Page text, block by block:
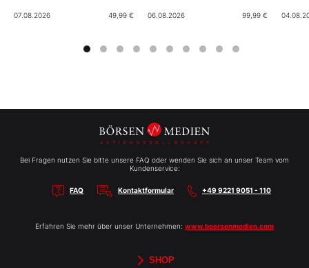
07.08.2026 49,99 € 06.08.2026 99,99 €
Bei Fragen nutzen Sie bitte unsere FAQ oder wenden Sie sich an unser Team vom
Kundenservice:
FAQ Kontaktformular +49 9221 9051 - 110
Erfahren Sie mehr über unser Unternehmen: www.boersenmedien.com
SHOP